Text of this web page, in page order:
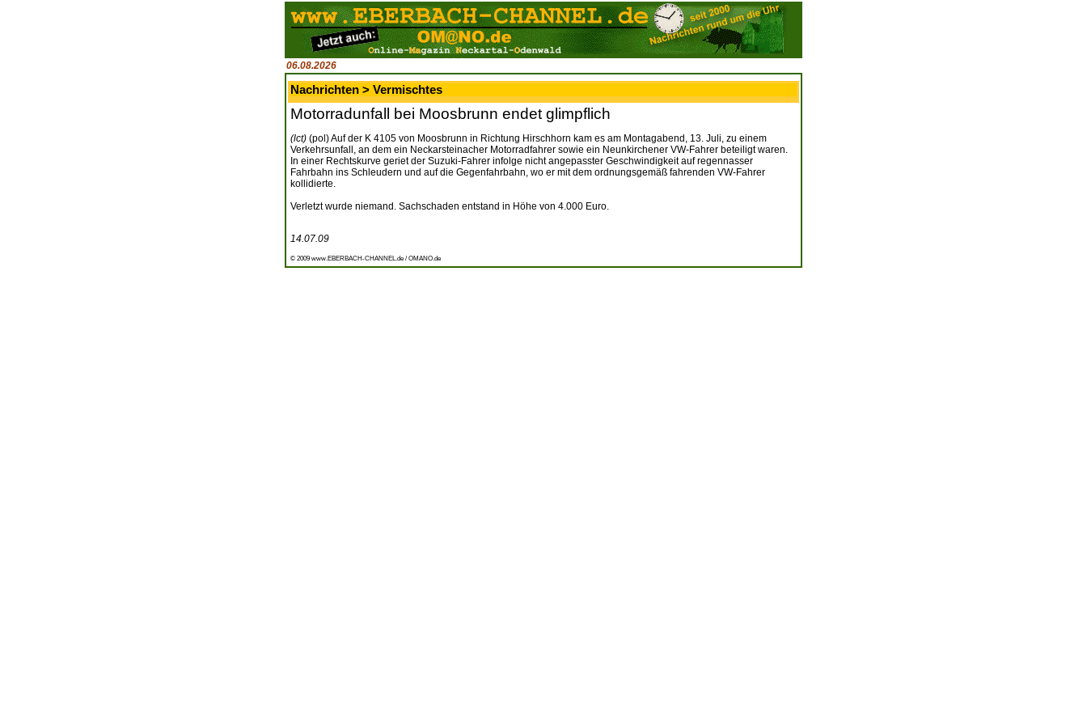
06.08.2026
Nachrichten > Vermischtes
Motorradunfall bei Moosbrunn endet glimpflich
(lct) (pol) Auf der K 4105 von Moosbrunn in Richtung Hirschhorn kam es am Montagabend, 13. Juli, zu einem
Verkehrsunfall, an dem ein Neckarsteinacher Motorradfahrer sowie ein Neunkirchener VW-Fahrer beteiligt waren.
In einer Rechtskurve geriet der Suzuki-Fahrer infolge nicht angepasster Geschwindigkeit auf regennasser
Fahrbahn ins Schleudern und auf die Gegenfahrbahn, wo er mit dem ordnungsgemäß fahrenden VW-Fahrer
kollidierte.
Verletzt wurde niemand. Sachschaden entstand in Höhe von 4.000 Euro.
14.07.09
© 2009 www.EBERBACH-CHANNEL.de / OMANO.de